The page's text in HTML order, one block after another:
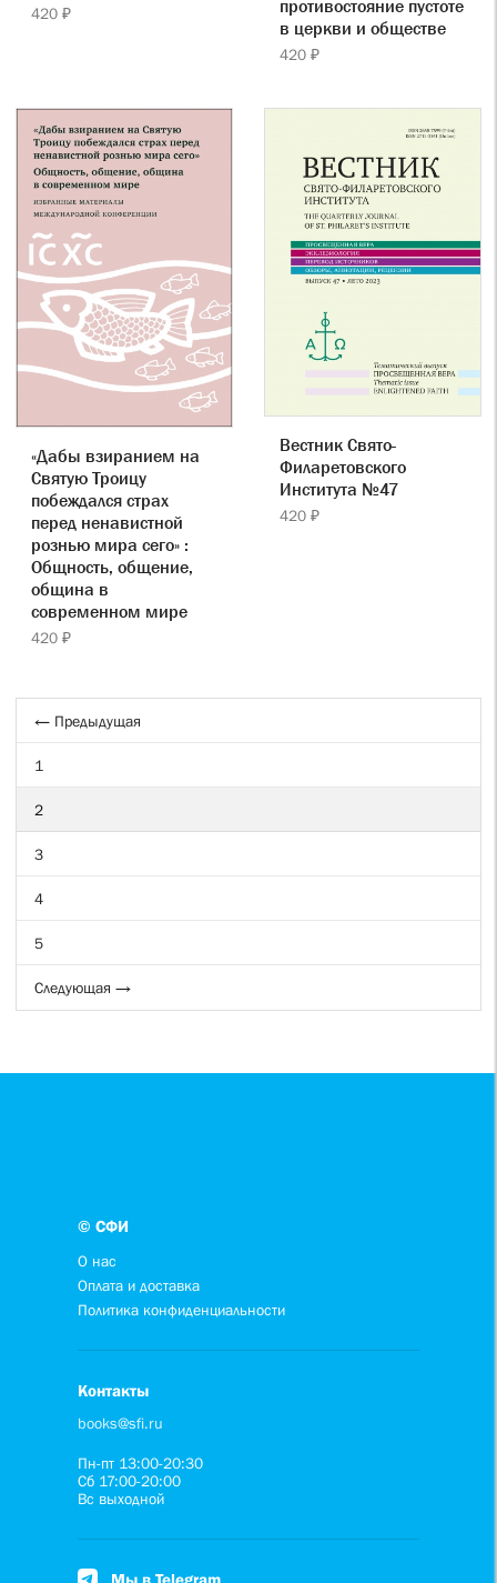
420 ₽
противостояние пустоте
в церкви и обществе
420 ₽
«Дабы взиранием на
Святую Троицу
побеждался страх
перед ненавистной
рознью мира сего» :
Общность, общение,
община в
современном мире
420 ₽
Вестник Свято-
Филаретовского
Института №47
420 ₽
← Предыдущая
1
2
3
4
5
Следующая →
© СФИ
О нас
Оплата и доставка
Политика конфиденциальности
Контакты
books@sfi.ru
Пн-пт 13:00-20:30
Сб 17:00-20:00
Вс выходной
Мы в Telegram